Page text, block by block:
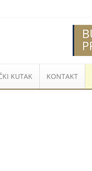
KUTAK KONTAKT